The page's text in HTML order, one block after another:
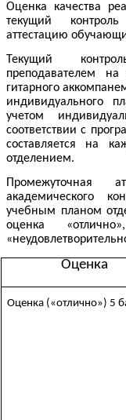
Оценка качества
текущий
аттестацию
Текущий
преподавателем
гитарного
индивидуального
учетом
соответствии с
составляется на
отделением.
Промежуточная
академического
учебным планом
оценка
Оценка
Оценка («отлично») 5